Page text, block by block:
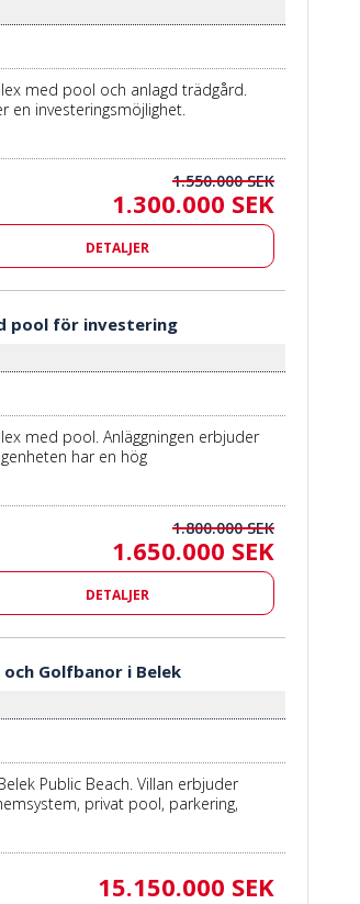
med pool och anlagd trädgård.
en investeringsmöjlighet.
1.550.000 SEK
1.300.000 SEK
DETALJER
pool för investering
med pool. Anläggningen erbjuder
har en hög
1.800.000 SEK
1.650.000 SEK
DETALJER
Golfbanor i Belek
Public Beach. Villan erbjuder
privat pool, parkering,
15.150.000 SEK